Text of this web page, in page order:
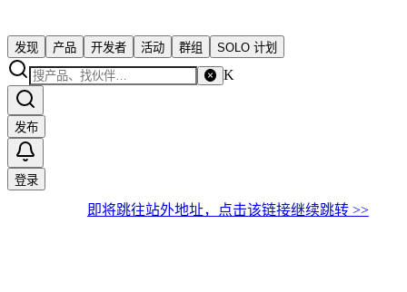
发现 产品 开发者 活动 群组 SOLO 计划
K
发布
登录
即将跳往站外地址，点击该链接继续跳转 >>